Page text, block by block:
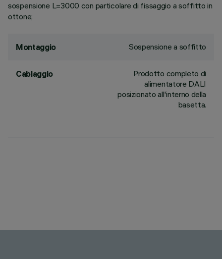
sospensione L=3000 con particolare di fissaggio a soffitto in
ottone;
Montaggio Sospensione a soffitto
Cablaggio
Prodotto completo di
alimentatore DALI
posizionato all'interno della
basetta.